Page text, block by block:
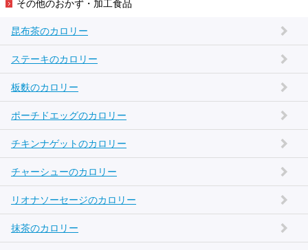
その他のおかず・加工食品
昆布茶のカロリー
ステーキのカロリー
板麩のカロリー
ポーチドエッグのカロリー
チキンナゲットのカロリー
チャーシューのカロリー
リオナソーセージのカロリー
抹茶のカロリー